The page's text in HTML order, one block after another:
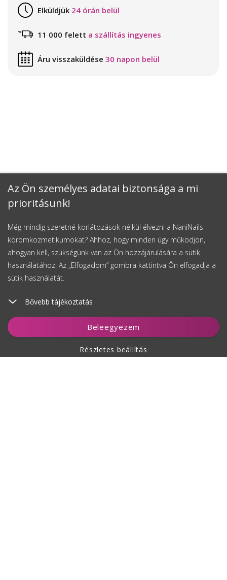
Az Ön személyes adatai biztonsága a mi
prioritásunk!
Még mindig szeretné korlátozások nélkül élvezni a NaniNails
körömkozmetikumokat? Ahhoz, hogy minden úgy működjön,
ahogyan kell, szükségünk van az Ön hozzájárulására a sütik
használatához. Az „Elfogadom” gombra kattintva Ön elfogadja a
sütik használatát.
Bővebb tájékoztatás
Beleegyezem
Részletes beállítás
Kosárhoz ad
Elküldjük 24 órán belül
11 000 felett a szállítás ingyenes
Áru visszaküldése 30 napon belül